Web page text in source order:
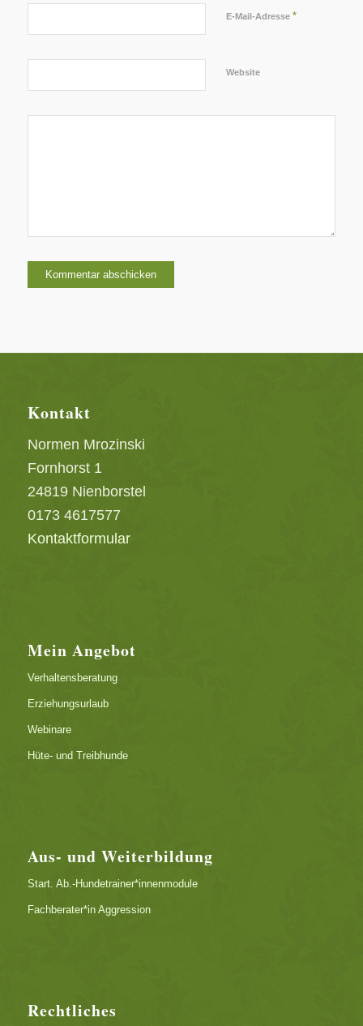
E-Mail-Adresse *
Website
Kontakt
Normen Mrozinski
Fornhorst 1
24819 Nienborstel
0173 4617577
Kontaktformular
Mein Angebot
Verhaltensberatung
Erziehungsurlaub
Webinare
Hüte- und Treibhunde
Aus- und Weiterbildung
Start. Ab.-Hundetrainer*innenmodule
Fachberater*in Aggression
Rechtliches